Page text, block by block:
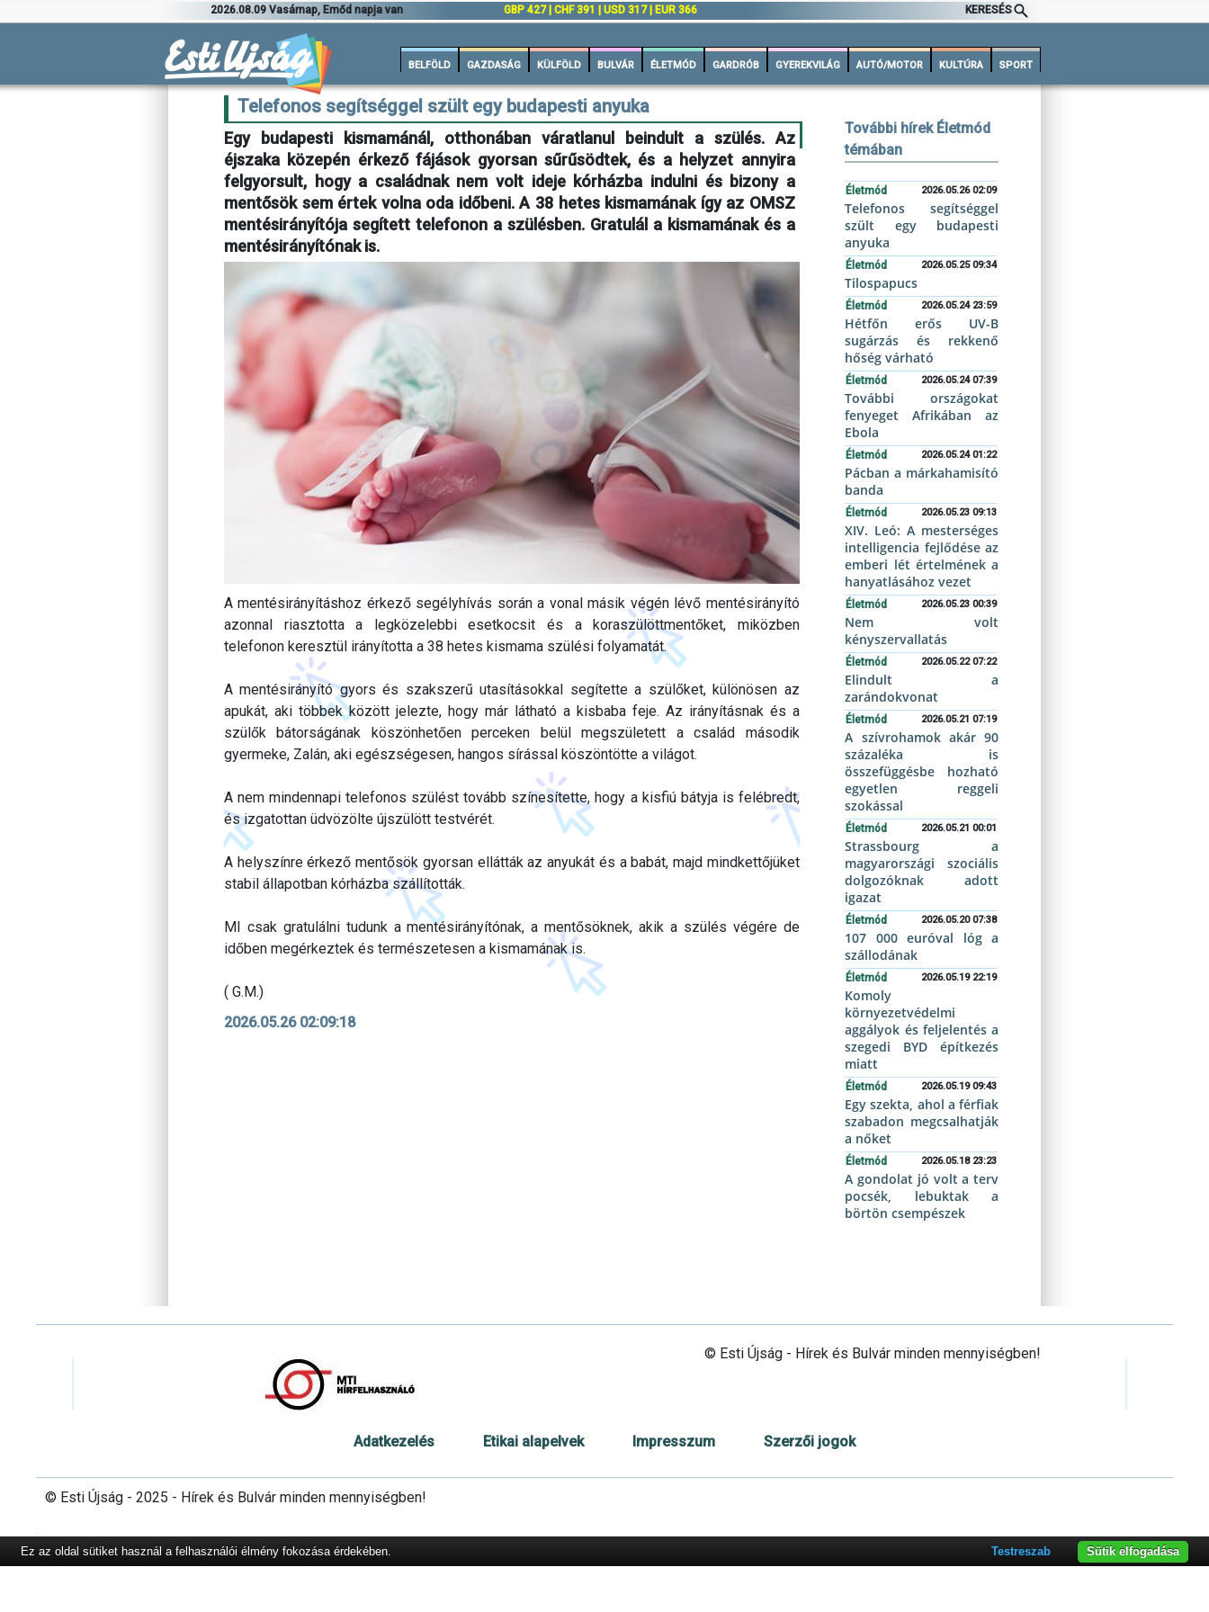
2026.08.09 Vasárnap, Emőd napja van GBP 427 | CHF 391 | USD 317 | EUR 366 KERESÉS
BELFÖLD GAZDASÁG KÜLFÖLD BULVÁR ÉLETMÓD GARDRÓB GYEREKVILÁG AUTÓ/MOTOR KULTÚRA SPORT
Telefonos segítséggel szült egy budapesti anyuka
Egy budapesti kismamánál, otthonában váratlanul beindult a szülés. Az
éjszaka közepén érkező fájások gyorsan sűrűsödtek, és a helyzet annyira
felgyorsult, hogy a családnak nem volt ideje kórházba indulni és bizony a
mentősök sem értek volna oda időbeni. A 38 hetes kismamának így az OMSZ
mentésirányítója segített telefonon a szülésben. Gratulál a kismamának és a
mentésirányítónak is.
A mentésirányításhoz érkező segélyhívás során a vonal másik végén lévő mentésirányító
azonnal riasztotta a legközelebbi esetkocsit és a koraszülöttmentőket, miközben
telefonon keresztül irányította a 38 hetes kismama szülési folyamatát.
A mentésirányító gyors és szakszerű utasításokkal segítette a szülőket, különösen az
apukát, aki többek között jelezte, hogy már látható a kisbaba feje. Az irányításnak és a
szülők bátorságának köszönhetően perceken belül megszületett a család második
gyermeke, Zalán, aki egészségesen, hangos sírással köszöntötte a világot.
A nem mindennapi telefonos szülést tovább színesítette, hogy a kisfiú bátyja is felébredt,
és izgatottan üdvözölte újszülött testvérét.
A helyszínre érkező mentősök gyorsan ellátták az anyukát és a babát, majd mindkettőjüket
stabil állapotban kórházba szállították.
MI csak gratulálni tudunk a mentésirányítónak, a mentősöknek, akik a szülés végére de
időben megérkeztek és természetesen a kismamának is.
( G.M.)
2026.05.26 02:09:18
További hírek Életmód
témában
Életmód 2026.05.26 02:09
Telefonos segítséggel
szült egy budapesti
anyuka
Életmód 2026.05.25 09:34
Tilospapucs
Életmód 2026.05.24 23:59
Hétfőn erős UV-B
sugárzás és rekkenő
hőség várható
Életmód 2026.05.24 07:39
További országokat
fenyeget Afrikában az
Ebola
Életmód 2026.05.24 01:22
Pácban a márkahamisító
banda
Életmód 2026.05.23 09:13
XIV. Leó: A mesterséges
intelligencia fejlődése az
emberi lét értelmének a
hanyatlásához vezet
Életmód 2026.05.23 00:39
Nem volt
kényszervallatás
Életmód 2026.05.22 07:22
Elindult a
zarándokvonat
Életmód 2026.05.21 07:19
A szívrohamok akár 90
százaléka is
összefüggésbe hozható
egyetlen reggeli
szokással
Életmód 2026.05.21 00:01
Strassbourg a
magyarországi szociális
dolgozóknak adott
igazat
Életmód 2026.05.20 07:38
107 000 euróval lóg a
szállodának
Életmód 2026.05.19 22:19
Komoly
környezetvédelmi
aggályok és feljelentés a
szegedi BYD építkezés
miatt
Életmód 2026.05.19 09:43
Egy szekta, ahol a férfiak
szabadon megcsalhatják
a nőket
Életmód 2026.05.18 23:23
A gondolat jó volt a terv
pocsék, lebuktak a
börtön csempészek
© Esti Újság - Hírek és Bulvár minden mennyiségben!
Adatkezelés Etikai alapelvek Impresszum Szerzői jogok
© Esti Újság - 2025 - Hírek és Bulvár minden mennyiségben!
Ez az oldal sütiket használ a felhasználói élmény fokozása érdekében. Sütik elfogadása
Testreszab